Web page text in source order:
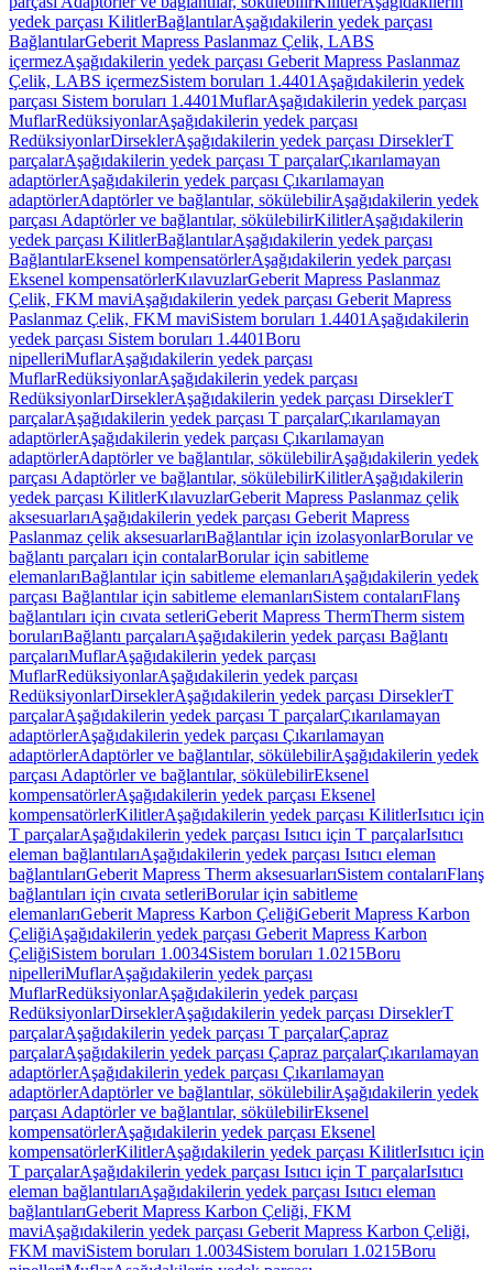
yedek parçası KilitlerBağlantılarAşağıdakilerin yedek parçası
BağlantılarGeberit Mapress Paslanmaz Çelik, LABS
içermezAşağıdakilerin yedek parçası Geberit Mapress Paslanmaz
Çelik, LABS içermezSistem boruları 1.4401 Aşağıdakilerin yedek
parçası Sistem boruları 1.4401MuflarAşağıdakilerin yedek parçası
MuflarRedüksiyonlarAşağıdakilerin yedek parçası
RedüksiyonlarDirseklerAşağıdakilerin yedek parçası DirseklerT
parçalarAşağıdakilerin yedek parçası T parçalarÇıkarılamayan
adaptörlerAşağıdakilerin yedek parçası Çıkarılamayan
adaptörlerAdaptörler ve bağlantılar, sökülebilirAşağıdakilerin yedek
parçası Adaptörler ve bağlantılar, sökülebilirKilitlerAşağıdakilerin
yedek parçası KilitlerBağlantılarAşağıdakilerin yedek parçası
BağlantılarEksenel kompensatörlerAşağıdakilerin yedek parçası
Eksenel kompensatörlerKılavuzlarGeberit Mapress Paslanmaz
Çelik, FKM maviAşağıdakilerin yedek parçası Geberit Mapress
Paslanmaz Çelik, FKM maviSistem boruları 1.4401 Aşağıdakilerin
yedek parçası Sistem boruları 1.4401Boru
nipelleriMuflarAşağıdakilerin yedek parçası
MuflarRedüksiyonlarAşağıdakilerin yedek parçası
RedüksiyonlarDirseklerAşağıdakilerin yedek parçası DirseklerT
parçalarAşağıdakilerin yedek parçası T parçalarÇıkarılamayan
adaptörlerAşağıdakilerin yedek parçası Çıkarılamayan
adaptörlerAdaptörler ve bağlantılar, sökülebilirAşağıdakilerin yedek
parçası Adaptörler ve bağlantılar, sökülebilirKilitlerAşağıdakilerin
yedek parçası KilitlerKılavuzlarGeberit Mapress Paslanmaz çelik
aksesuarlarıAşağıdakilerin yedek parçası Geberit Mapress
Paslanmaz çelik aksesuarlarıBağlantılar için izolasyonlarBorular ve
bağlantı parçaları için contalarBorular için sabitleme
elemanlarıBağlantılar için sabitleme elemanlarıAşağıdakilerin yedek
parçası Bağlantılar için sabitleme elemanlarıSistem contalarıFlanş
bağlantıları için cıvata setleriGeberit Mapress ThermTherm sistem
borularıBağlantı parçalarıAşağıdakilerin yedek parçası Bağlantı
parçalarıMuflarAşağıdakilerin yedek parçası
MuflarRedüksiyonlarAşağıdakilerin yedek parçası
RedüksiyonlarDirseklerAşağıdakilerin yedek parçası DirseklerT
parçalarAşağıdakilerin yedek parçası T parçalarÇıkarılamayan
adaptörlerAşağıdakilerin yedek parçası Çıkarılamayan
adaptörlerAdaptörler ve bağlantılar, sökülebilirAşağıdakilerin yedek
parçası Adaptörler ve bağlantılar, sökülebilirEksenel
kompensatörlerAşağıdakilerin yedek parçası Eksenel
kompensatörlerKilitlerAşağıdakilerin yedek parçası KilitlerIsıtıcı için
T parçalarAşağıdakilerin yedek parçası Isıtıcı için T parçalarIsıtıcı
eleman bağlantılarıAşağıdakilerin yedek parçası Isıtıcı eleman
bağlantılarıGeberit Mapress Therm aksesuarlarıSistem contalarıFlanş
bağlantıları için cıvata setleriBorular için sabitleme
elemanlarıGeberit Mapress Karbon ÇeliğiGeberit Mapress Karbon
ÇeliğiAşağıdakilerin yedek parçası Geberit Mapress Karbon
ÇeliğiSistem boruları 1.0034Sistem boruları 1.0215Boru
nipelleriMuflarAşağıdakilerin yedek parçası
MuflarRedüksiyonlarAşağıdakilerin yedek parçası
RedüksiyonlarDirseklerAşağıdakilerin yedek parçası DirseklerT
parçalarAşağıdakilerin yedek parçası T parçalarÇapraz
parçalarAşağıdakilerin yedek parçası Çapraz parçalarÇıkarılamayan
adaptörlerAşağıdakilerin yedek parçası Çıkarılamayan
adaptörlerAdaptörler ve bağlantılar, sökülebilirAşağıdakilerin yedek
parçası Adaptörler ve bağlantılar, sökülebilirEksenel
kompensatörlerAşağıdakilerin yedek parçası Eksenel
kompensatörlerKilitlerAşağıdakilerin yedek parçası KilitlerIsıtıcı için
T parçalarAşağıdakilerin yedek parçası Isıtıcı için T parçalarIsıtıcı
eleman bağlantılarıAşağıdakilerin yedek parçası Isıtıcı eleman
bağlantılarıGeberit Mapress Karbon Çeliği, FKM
maviAşağıdakilerin yedek parçası Geberit Mapress Karbon Çeliği,
FKM maviSistem boruları 1.0034Sistem boruları 1.0215Boru